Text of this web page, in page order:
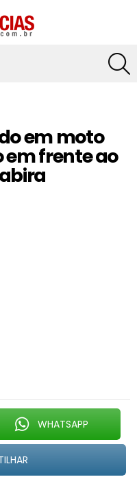
em moto
em frente ao
WHATSAPP